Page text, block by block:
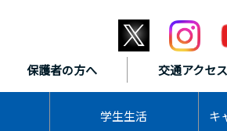
保護者の方へ 交通アクセス
学生生活 キ